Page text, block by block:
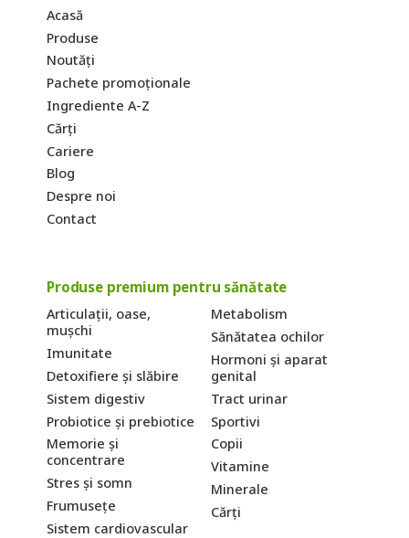
Acasă
Produse
Noutăți
Pachete promoționale
Ingrediente A-Z
Cărți
Cariere
Blog
Despre noi
Contact
Produse premium pentru sănătate
Articulații, oase,
mușchi
Imunitate
Detoxifiere și slăbire
Sistem digestiv
Probiotice și prebiotice
Memorie și
concentrare
Stres și somn
Frumusețe
Sistem cardiovascular
Metabolism
Sănătatea ochilor
Hormoni și aparat
genital
Tract urinar
Sportivi
Copii
Vitamine
Minerale
Cărți